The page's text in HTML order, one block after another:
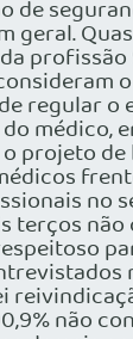
de
geral.
profissão
regular o
médico,
projeto
no
terços
não